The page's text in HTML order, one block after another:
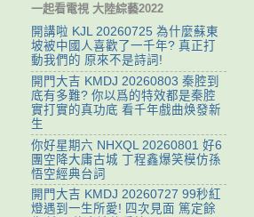
一起看電視 大陸綜藝2022
開講啦 KJL 20260725 為什麼蘇東
坡被中國人喜歡了一千年? 真正打
動我們的 原來不是詩詞!
開門大吉 KMDJ 20260803 秦腔到
底有多難? 你以爲的特效都是秦腔
實打實的真功底 看千年戲曲焕發新
生
你好星期六 NHXQL 20260801 好6
團空降大庸古城 丁程鑫爆笑模仿孫
悟空經典台詞
開門大吉 KMDJ 20260727 99秒紅
燈遇到一生所愛! 四次見面 篤定餘